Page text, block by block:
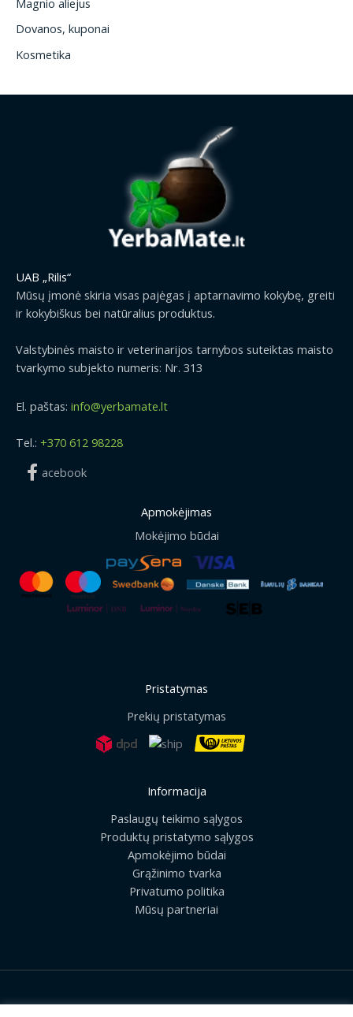
Dovanos, kuponai
Kosmetika
UAB „Rilis“
Mūsų įmonė skiria visas pajėgas į aptarnavimo kokybę, greiti
ir kokybiškus bei natūralius produktus.
Valstybinės maisto ir veterinarijos tarnybos suteiktas maisto
tvarkymo subjekto numeris: Nr. 313
El. paštas: info@yerbamate.lt
Tel.: +370 612 98228
acebook
Apmokėjimas
Mokėjimo būdai
Pristatymas
Prekių pristatymas
Informacija
Paslaugų teikimo sąlygos
Produktų pristatymo sąlygos
Apmokėjimo būdai
Grąžinimo tvarka
Privatumo politika
Mūsų partneriai